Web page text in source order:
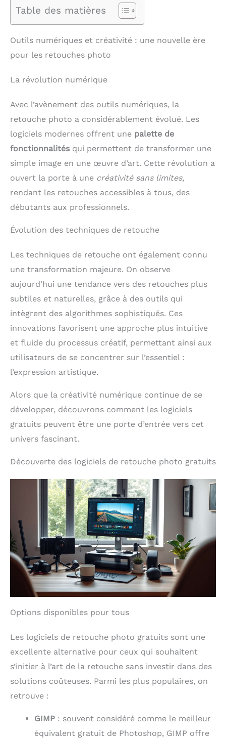
Table des matières
Outils numériques et créativité : une nouvelle ère
pour les retouches photo
La révolution numérique
Avec l’avènement des outils numériques, la
retouche photo a considérablement évolué. Les
logiciels modernes offrent une palette de
fonctionnalités qui permettent de transformer une
simple image en une œuvre d’art. Cette révolution a
ouvert la porte à une créativité sans limites,
rendant les retouches accessibles à tous, des
débutants aux professionnels.
Évolution des techniques de retouche
Les techniques de retouche ont également connu
une transformation majeure. On observe
aujourd’hui une tendance vers des retouches plus
subtiles et naturelles, grâce à des outils qui
intègrent des algorithmes sophistiqués. Ces
innovations favorisent une approche plus intuitive
et fluide du processus créatif, permettant ainsi aux
utilisateurs de se concentrer sur l’essentiel :
l’expression artistique.
Alors que la créativité numérique continue de se
développer, découvrons comment les logiciels
gratuits peuvent être une porte d’entrée vers cet
univers fascinant.
Découverte des logiciels de retouche photo gratuits
Options disponibles pour tous
Les logiciels de retouche photo gratuits sont une
excellente alternative pour ceux qui souhaitent
s’initier à l’art de la retouche sans investir dans des
solutions coûteuses. Parmi les plus populaires, on
retrouve :
GIMP : souvent considéré comme le meilleur
équivalent gratuit de Photoshop, GIMP offre